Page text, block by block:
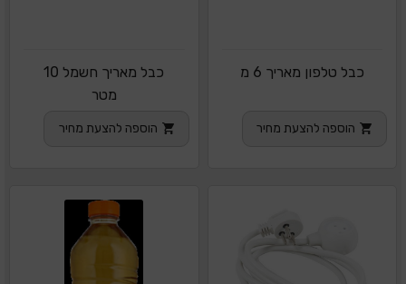
כבל טלפון מאריך 6 מ
הוספה להצעת מחיר
כבל מאריך חשמל 10
מטר
הוספה להצעת מחיר